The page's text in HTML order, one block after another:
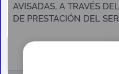
AVISADAS, A TRAVÉS
DE PRESTACIÓN DEL